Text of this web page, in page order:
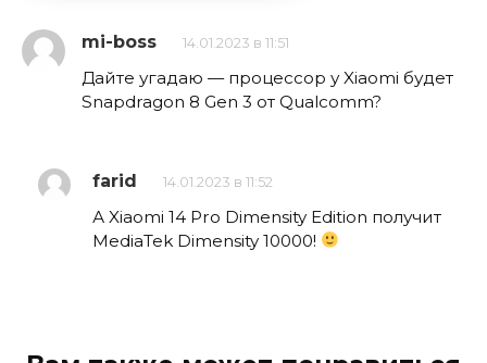
mi-boss 14.01.2023 в 11:51
Дайте угадаю — процессор у Xiaomi будет
Snapdragon 8 Gen 3 от Qualcomm?
farid 14.01.2023 в 11:52
А Xiaomi 14 Pro Dimensity Edition получит
MediaTek Dimensity 10000!